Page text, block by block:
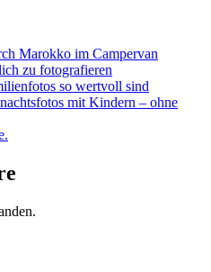
Marokko im Campervan
zu fotografieren
so wertvoll sind
mit Kindern – ohne